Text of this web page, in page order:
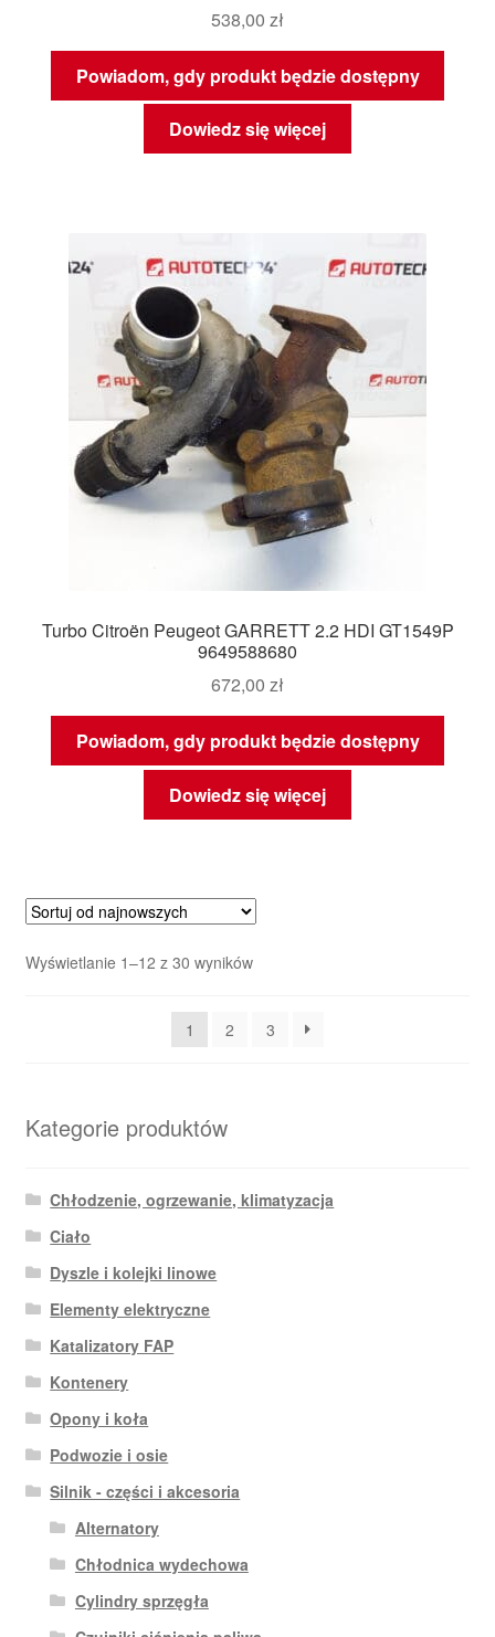
538,00 zł
Powiadom, gdy produkt będzie dostępny
Dowiedz się więcej
Turbo Citroën Peugeot GARRETT 2.2 HDI GT1549P
9649588680
672,00 zł
Powiadom, gdy produkt będzie dostępny
Dowiedz się więcej
Wyświetlanie 1–12 z 30 wynikówPosortowane
1
2 3
Kategorie produktów
Chłodzenie, ogrzewanie, klimatyzacja
Ciało
Dyszle i kolejki linowe
Elementy elektryczne
Katalizatory FAP
Kontenery
Opony i koła
Podwozie i osie
Silnik - części i akcesoria
Alternatory
Chłodnica wydechowa
Cylindry sprzęgła